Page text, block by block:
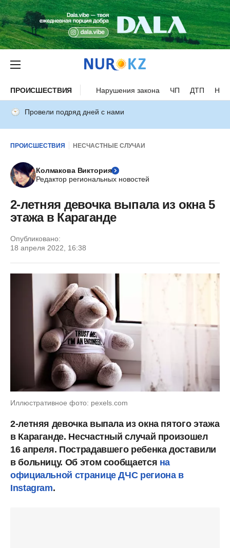
ПРОИСШЕСТВИЯ Нарушения закона ЧП ДТП
Провели подряд дней с нами
ПРОИСШЕСТВИЯ НЕСЧАСТНЫЕ СЛУЧАИ
Колмакова Виктория
Редактор региональных новостей
2-летняя девочка выпала из окна 5
этажа в Караганде
Опубликовано:
18 апреля 2022, 16:38
Иллюстративное фото: pexels.com
2-летняя девочка выпала из окна пятого этажа
в Караганде. Несчастный случай произошел
16 апреля. Пострадавшего ребенка доставили
в больницу. Об этом сообщается на
официальной странице ДЧС региона в
Instagram.